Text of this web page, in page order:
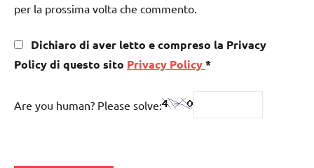
per la prossima volta che commento.
Dichiaro di aver letto e compreso la Privacy
Policy di questo sito Privacy Policy*
Are you human? Please solve: